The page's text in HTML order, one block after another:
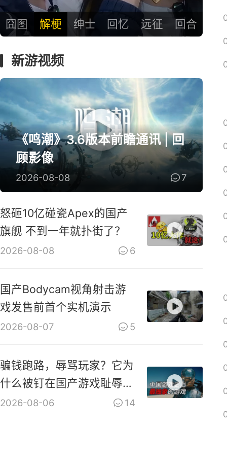
囧图 解梗 绅士 回忆 远征 回合
新游视频
《鸣潮》3.6版本前瞻通讯 | 回
顾影像
2026-08-08 7
怒砸10亿碰瓷Apex的国产
旗舰 不到一年就扑街了？
2026-08-08 6
国产Bodycam视角射击游
戏发售前首个实机演示
2026-08-07 5
骗钱跑路，辱骂玩家？它为
什么被钉在国产游戏耻辱柱
上？【是个人物10】
2026-08-06 14